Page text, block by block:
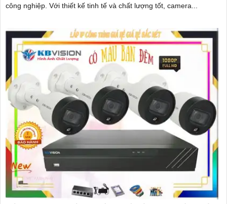
công nghiệp. Với thiết kế tinh tế và chất lượng tốt, camera...